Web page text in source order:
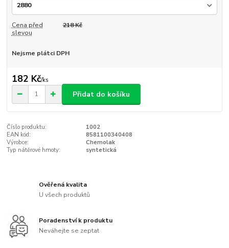
Cena před
slevou
218 Kč
Nejsme plátci DPH
182 Kč/ks
Přidat do košíku
Číslo produktu:
1002
EAN kód:
8581100340408
Výrobce:
Chemolak
Typ nátěrové hmoty:
syntetická
Ověřená kvalita
U všech produktů
Poradenství k produktu
Neváhejte se zeptat